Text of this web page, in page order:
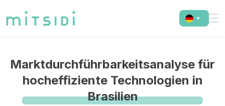
Marktdurchführbarkeitsanalyse für
hocheffiziente Technologien in
Brasilien